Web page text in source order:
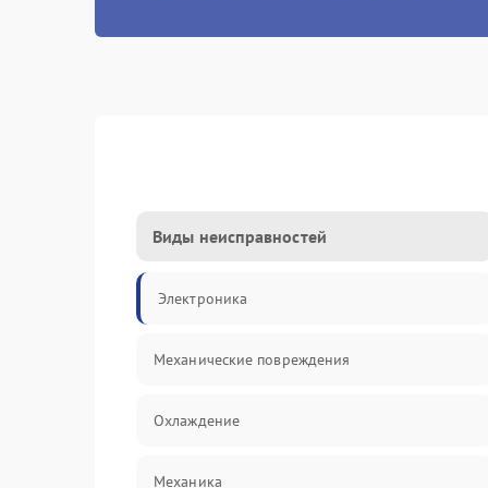
Виды неисправностей
Электроника
Механические повреждения
Охлаждение
Механика